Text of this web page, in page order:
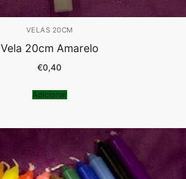
VELAS 20CM
Vela 20cm Amarelo
€0,40
Adicionar